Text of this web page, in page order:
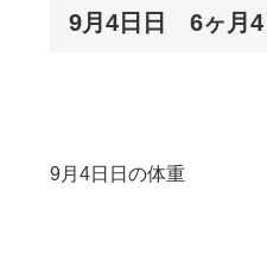
9月4日日 6ヶ月4
9月4日日の体重